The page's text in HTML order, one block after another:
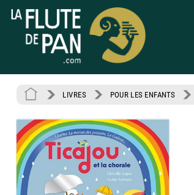
LIVRES POUR LES ENFANTS